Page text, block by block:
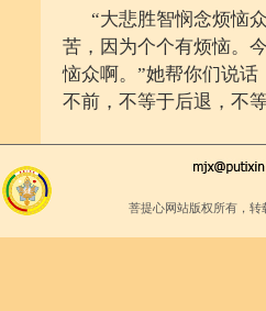
“大悲胜智悯念烦恼
苦，因为个个有烦恼。
恼众啊。”她帮你们说
不前，不等于后退，不
菩提心网站版权所有，